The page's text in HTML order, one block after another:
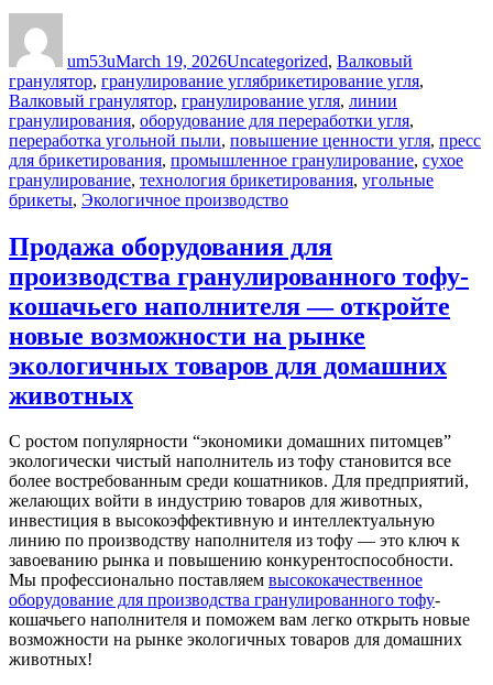
um53uMarch 19, 2026Uncategorized, Валковый
гранулятор, гранулирование угляTags
брикетирование угля,
Валковый гранулятор, гранулирование угля, линии
гранулирования, оборудование для переработки угля,
переработка угольной пыли, повышение ценности угля, пресс
для брикетирования, промышленное гранулирование, сухое
гранулирование, технология брикетирования, угольные
брикеты, Экологичное производство
Продажа оборудования для
производства гранулированного тофу-
кошачьего наполнителя — откройте
новые возможности на рынке
экологичных товаров для домашних
животных
С ростом популярности “экономики домашних питомцев”
экологически чистый наполнитель из тофу становится все
более востребованным среди кошатников. Для предприятий,
желающих войти в индустрию товаров для животных,
инвестиция в высокоэффективную и интеллектуальную
линию по производству наполнителя из тофу — это ключ к
завоеванию рынка и повышению конкурентоспособности.
Мы профессионально поставляем высококачественное
оборудование для производства гранулированного тофу-
кошачьего наполнителя и поможем вам легко открыть новые
возможности на рынке экологичных товаров для домашних
животных!